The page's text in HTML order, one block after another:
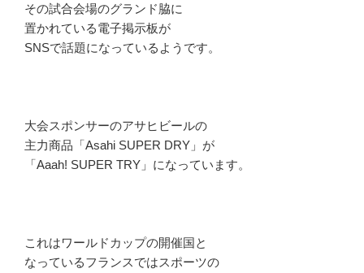
その試合会場のグランド脇に
置かれている電子掲示板が
SNSで話題になっているようです。
大会スポンサーのアサヒビールの
主力商品「Asahi SUPER DRY」が
「Aaah! SUPER TRY」になっています。
これはワールドカップの開催国と
なっているフランスではスポーツの